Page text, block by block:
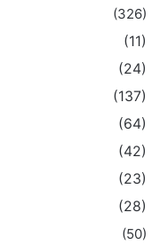
(326)
(11)
(24)
(137)
(64)
(42)
(23)
(28)
(50)